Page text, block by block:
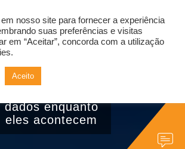
Alternar
Data em tempo
dados enquanto
eles acontecem
nosso site para fornecer a experiência
suas preferências e visitas
em “Aceitar”, concorda com a utilização
Aceito